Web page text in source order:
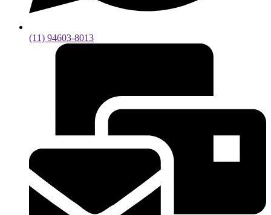
(11) 94603-8013